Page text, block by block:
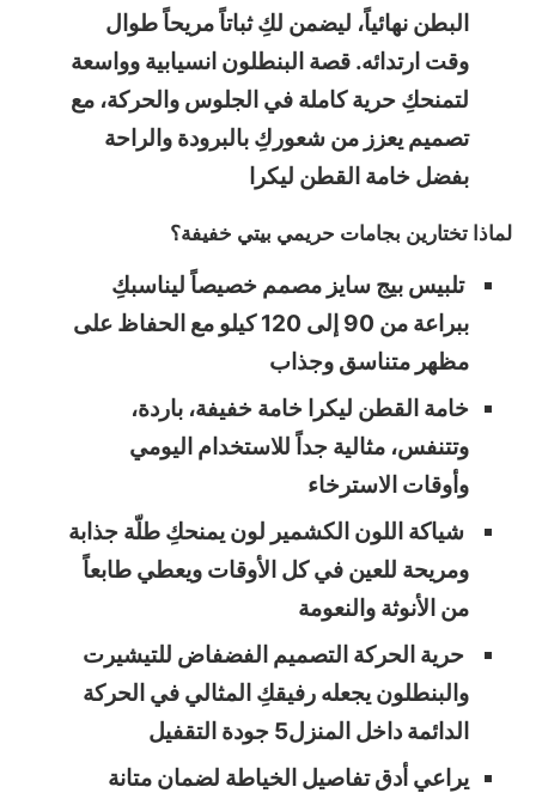
البطن نهائياً، ليضمن لكِ ثباتاً مريحاً طوال
وقت ارتدائه. قصة البنطلون انسيابية وواسعة
لتمنحكِ حرية كاملة في الجلوس والحركة، مع
تصميم يعزز من شعوركِ بالبرودة والراحة
بفضل خامة القطن ليكرا
لماذا تختارين بجامات حريمي بيتي خفيفة؟
تلبيس بيج سايز مصمم خصيصاً ليناسبكِ
ببراعة من 90 إلى 120 كيلو مع الحفاظ على
مظهر متناسق وجذاب
خامة القطن ليكرا خامة خفيفة، باردة،
وتتنفس، مثالية جداً للاستخدام اليومي
وأوقات الاسترخاء
شياكة اللون الكشمير لون يمنحكِ طلّة جذابة
ومريحة للعين في كل الأوقات ويعطي طابعاً
من الأنوثة والنعومة
حرية الحركة التصميم الفضفاض للتيشيرت
والبنطلون يجعله رفيقكِ المثالي في الحركة
الدائمة داخل المنزل5 جودة التقفيل
يراعي أدق تفاصيل الخياطة لضمان متانة